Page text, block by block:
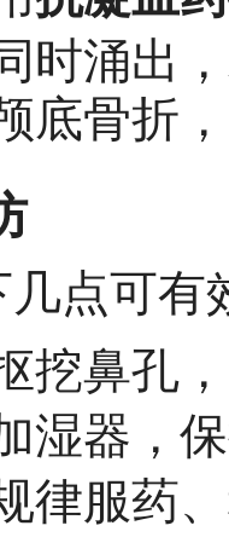
时涌出
底骨折
点可
挖鼻孔
湿器，
律服药